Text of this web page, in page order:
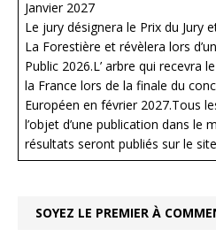
Janvier 2027
Le jury désignera le Prix du Jury
La Forestière et révèlera lors
Public 2026.L’ arbre qui recevra
la France lors de la finale du
Européen en février 2027.Tous
l’objet d’une publication dans le
résultats seront publiés sur le
SOYEZ LE PREMIER À